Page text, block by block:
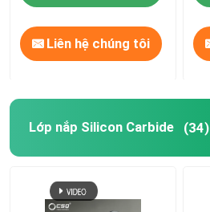
Liên hệ chúng tôi
Lớp nắp Silicon Carbide (34)